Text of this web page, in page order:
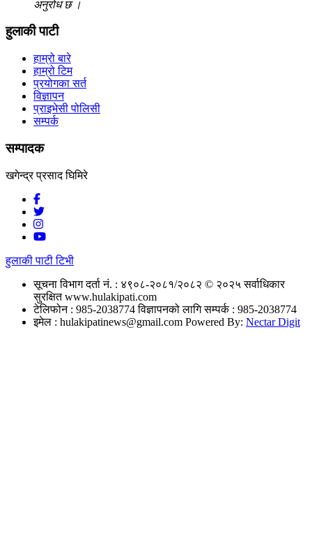
अनुरोध छ ।
हुलाकी पाटी
हाम्रो बारे
हाम्रो टिम
प्रयोगका सर्त
विज्ञापन
प्राइभेसी पोलिसी
सम्पर्क
सम्पादक
खगेन्द्र प्रसाद घिमिरे
हुलाकी पाटी टिभी
सूचना विभाग दर्ता नं. : ४९०८-२०८१/२०८२ © २०२५ सर्वाधिकार
सुरक्षित www.hulakipati.com
टेलिफोन : 985-2038774विज्ञापनको लागि सम्पर्क : 985-2038774
इमेल : hulakipatinews@gmail.com Powered By: Nectar Digit